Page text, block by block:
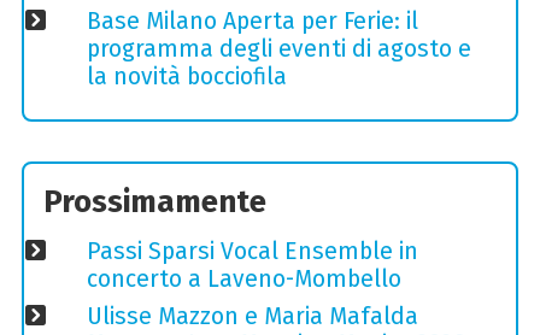
Base Milano Aperta per Ferie: il
programma degli eventi di agosto e
la novità bocciofila
Prossimamente
Passi Sparsi Vocal Ensemble in
concerto a Laveno-Mombello
Ulisse Mazzon e Maria Mafalda